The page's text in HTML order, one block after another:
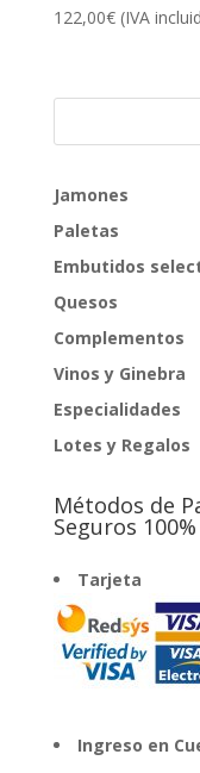
122,00€ (IVA
Jamones
Paletas
Embutidos
Quesos
Complementos
Vinos y Ginebra
Especialidades
Lotes y Regalos
Métodos de
Seguros 100%
Tarjeta
Ingreso en